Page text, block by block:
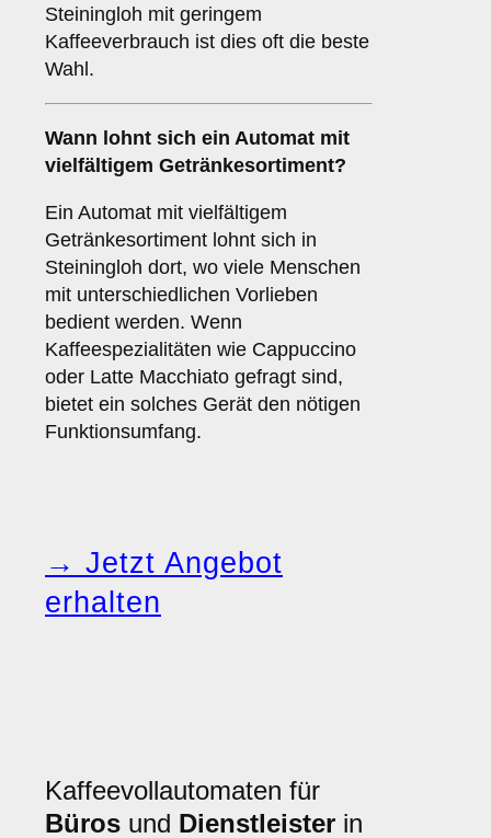
Steiningloh mit geringem
Kaffeeverbrauch ist dies oft die beste
Wahl.
Wann lohnt sich ein Automat mit
vielfältigem Getränkesortiment?
Ein Automat mit vielfältigem
Getränkesortiment lohnt sich in
Steiningloh dort, wo viele Menschen
mit unterschiedlichen Vorlieben
bedient werden. Wenn
Kaffeespezialitäten wie Cappuccino
oder Latte Macchiato gefragt sind,
bietet ein solches Gerät den nötigen
Funktionsumfang.
→ Jetzt Angebot
erhalten
Kaffeevollautomaten für
Büros und Dienstleister in